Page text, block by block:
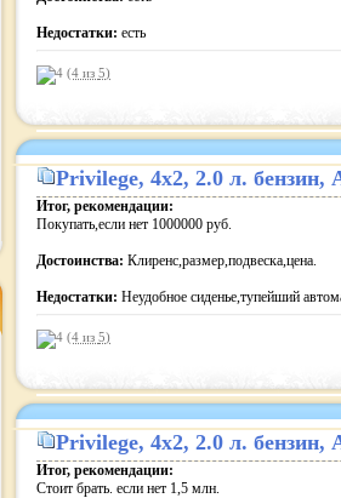
Недостатки: есть
(4 из 5)
Privilege, 4x2, 2.0 л.
Итог, рекомендации:
Покупать,если нет 1000000 руб.
Достоинства: Клиренс,размер,подвеска,цена.
Недостатки: Неудобное сиденье,тупейший
(4 из 5)
Privilege, 4x2, 2.0 л.
Итог, рекомендации:
Стоит брать. если нет 1,5 млн.